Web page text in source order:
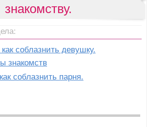
знакомству.
соблазнить девушку.
знакомств
соблазнить парня.